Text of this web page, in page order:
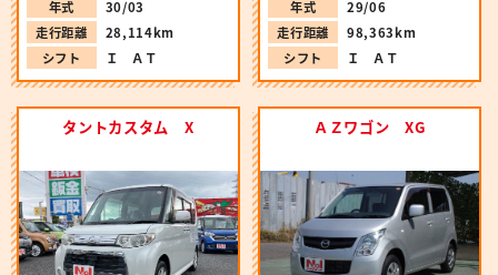
年式
30/03
走行距離
28,114km
シフト
Ｉ ＡＴ
年式
29/06
走行距離
98,363km
シフト
Ｉ ＡＴ
タントカスタム X ＡＺワゴン XG